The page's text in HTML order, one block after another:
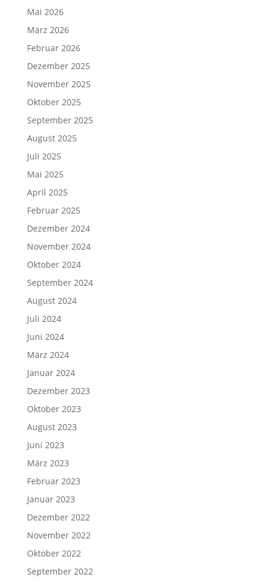
Mai 2026
März 2026
Februar 2026
Dezember 2025
November 2025
Oktober 2025
September 2025
August 2025
Juli 2025
Mai 2025
April 2025
Februar 2025
Dezember 2024
November 2024
Oktober 2024
September 2024
August 2024
Juli 2024
Juni 2024
März 2024
Januar 2024
Dezember 2023
Oktober 2023
August 2023
Juni 2023
März 2023
Februar 2023
Januar 2023
Dezember 2022
November 2022
Oktober 2022
September 2022